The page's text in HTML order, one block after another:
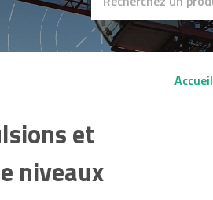
et
AUTRES
Destockage
Accueil
et
niveaux